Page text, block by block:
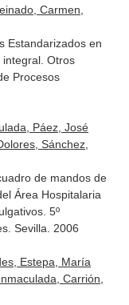
Carmen,
Estandarizados en
integral. Otros
Procesos
Páez, José
Sánchez,
de mandos de
Área Hospitalaria
5º
Sevilla. 2006
Estepa, María
Carrión,